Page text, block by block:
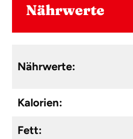
Nährwerte
Nährwerte:
Kalorien:
Fett: